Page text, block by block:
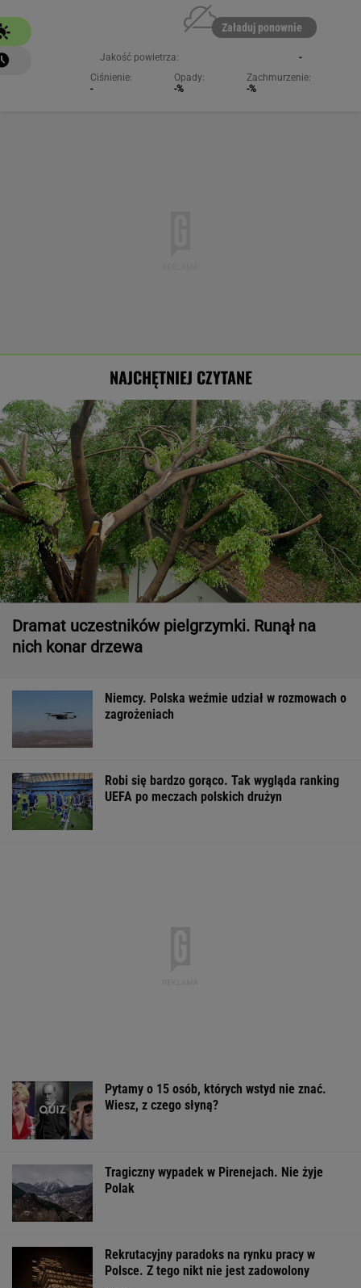
Załaduj ponownie
Jakość powietrza:
-
Ciśnienie:
-
Opady:
-%
Zachmurzenie:
-%
NAJCHĘTNIEJ CZYTANE
Dramat uczestników pielgrzymki. Runął na
nich konar drzewa
Niemcy. Polska weźmie udział w rozmowach o
zagrożeniach
Robi się bardzo gorąco. Tak wygląda ranking
UEFA po meczach polskich drużyn
Pytamy o 15 osób, których wstyd nie znać.
Wiesz, z czego słyną?
Tragiczny wypadek w Pirenejach. Nie żyje
Polak
Rekrutacyjny paradoks na rynku pracy w
Polsce. Z tego nikt nie jest zadowolony